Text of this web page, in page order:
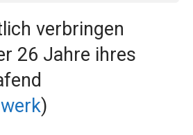
verbringen
26 Jahre ihres
)